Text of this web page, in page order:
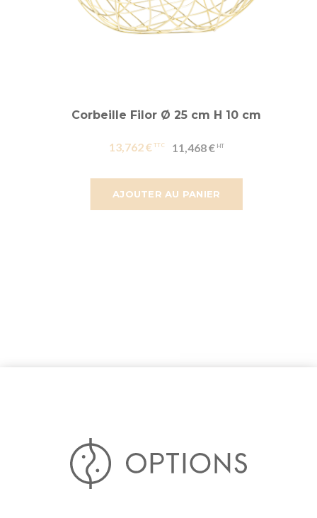
AJOUTER AU PANIER
Corbeille Filor Ø 25 cm H 10 cm
13,762 € 11,468 €